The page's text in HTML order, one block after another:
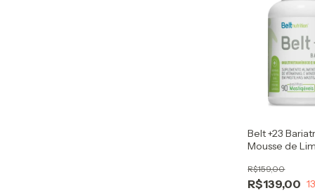
Belt +23
Mousse de
R$139,00
R$159,00
13